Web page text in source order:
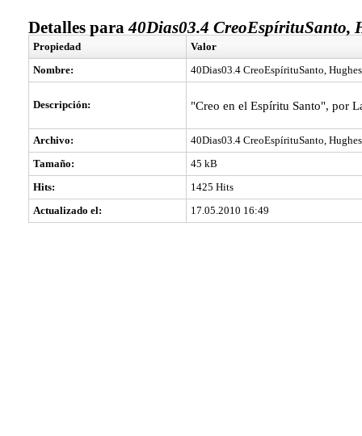
Detalles para40Dias03.4 CreoEspírituSanto,
Propiedad
Valor
Nombre:
40Dias03.4 CreoEspírituSanto,
Descripción: "Creo en el Espíritu Santo", por
Archivo:
40Dias03.4 CreoEspírituSanto,
Tamaño:
45 kB
Hits:
1425 Hits
Actualizado el:
17.05.2010 16:49